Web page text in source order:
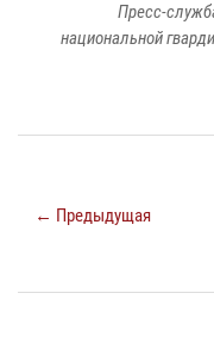
Пресс-
национальной
← Предыдущая